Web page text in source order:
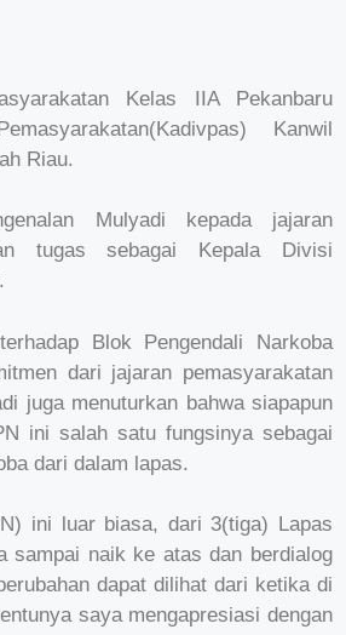
Kelas IIA Pekanbaru
Kanwil
Riau.
Mulyadi kepada jajaran
tugas sebagai Kepala Divisi
Blok Pengendali Narkoba
dari jajaran pemasyarakatan
juga menuturkan bahwa siapapun
ini salah satu fungsinya sebagai
dari dalam lapas.
ini luar biasa, dari 3(tiga) Lapas
sampai naik ke atas dan berdialog
dapat dilihat dari ketika di
saya mengapresiasi dengan